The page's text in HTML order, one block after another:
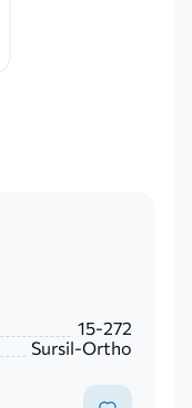
15-272
Sursil-Ortho